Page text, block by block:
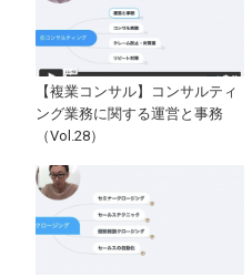
【複業コンサル】コンサルティ
ング業務に関する運営と事務
（Vol.28）